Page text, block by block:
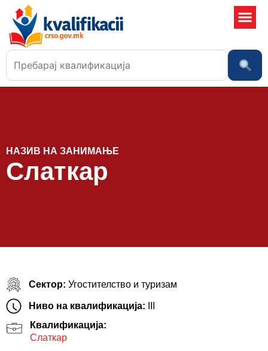
НАЗИВ НА ЗАНИМАЊЕ
Слаткар
Сектор: Угостителство и туризам
Ниво на квалификација:
Квалификација:
Слаткар